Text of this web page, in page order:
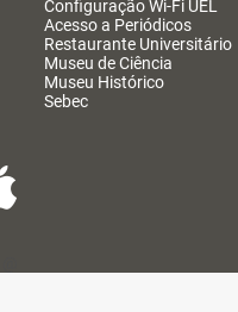
Configuração Wi-Fi UEL
Acesso a Periódicos
Restaurante Universitário
Museu de Ciência
Museu Histórico
Sebec